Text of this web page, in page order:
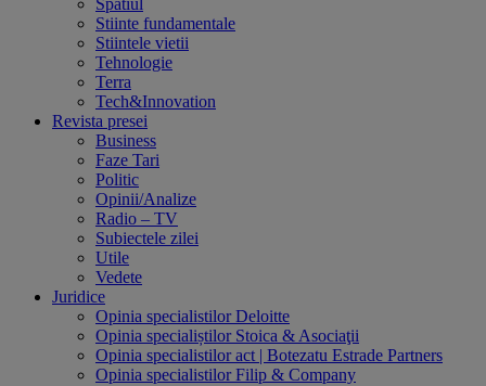
Spatiul
Stiinte fundamentale
Stiintele vietii
Tehnologie
Terra
Tech&Innovation
Revista presei
Business
Faze Tari
Politic
Opinii/Analize
Radio – TV
Subiectele zilei
Utile
Vedete
Juridice
Opinia specialistilor Deloitte
Opinia specialiștilor Stoica & Asociaţii
Opinia specialistilor act | Botezatu Estrade Partners
Opinia specialistilor Filip & Company